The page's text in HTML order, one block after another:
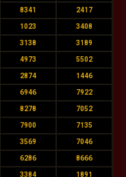
8341 2417
1023 3408
3138 3189
4973 5502
2874 1446
6946 7922
8278 7052
7900 7135
3569 7046
6286 8666
3384 1891